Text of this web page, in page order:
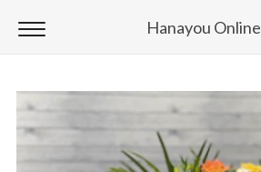
Hanayou Online